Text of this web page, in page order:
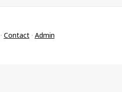
· Contact· Admin